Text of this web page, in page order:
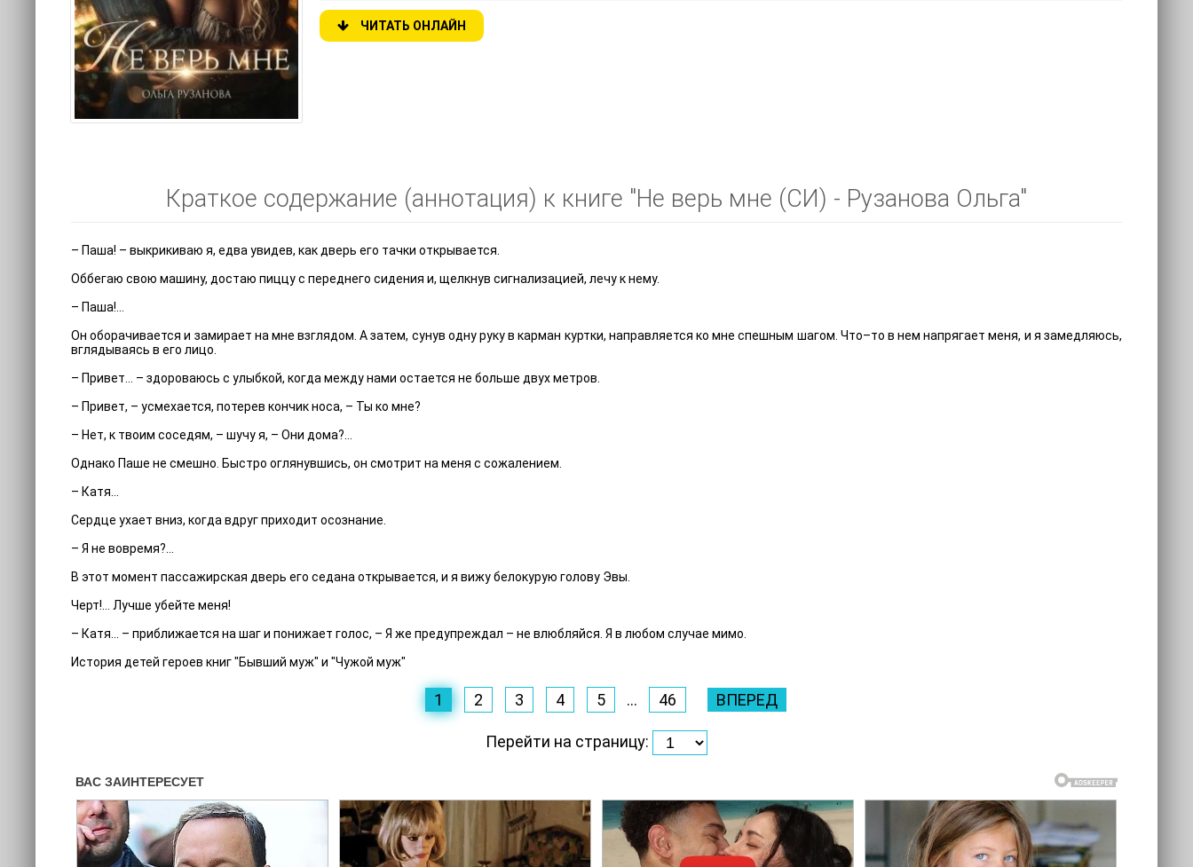
ЧИТАТЬ ОНЛАЙН
Краткое содержание (аннотация) к книге "Не верь мне (СИ) - Рузанова Ольга"
– Паша! – выкрикиваю я, едва увидев, как дверь его тачки открывается.
Оббегаю свою машину, достаю пиццу с переднего сидения и, щелкнув сигнализацией, лечу к нему.
– Паша!...
Он оборачивается и замирает на мне взглядом. А затем, сунув одну руку в карман куртки, направляется ко мне спешным шагом. Что–то в нем напрягает меня, и я замедляюсь,
вглядываясь в его лицо.
– Привет... – здороваюсь с улыбкой, когда между нами остается не больше двух метров.
– Привет, – усмехается, потерев кончик носа, – Ты ко мне?
– Нет, к твоим соседям, – шучу я, – Они дома?...
Однако Паше не смешно. Быстро оглянувшись, он смотрит на меня с сожалением.
– Катя...
Сердце ухает вниз, когда вдруг приходит осознание.
– Я не вовремя?...
В этот момент пассажирская дверь его седана открывается, и я вижу белокурую голову Эвы.
Черт!... Лучше убейте меня!
– Катя... – приближается на шаг и понижает голос, – Я же предупреждал – не влюбляйся. Я в любом случае мимо.
История детей героев книг "Бывший муж" и "Чужой муж"
1 2 3 4 5 ... 46 ВПЕРЕД
Перейти на страницу: